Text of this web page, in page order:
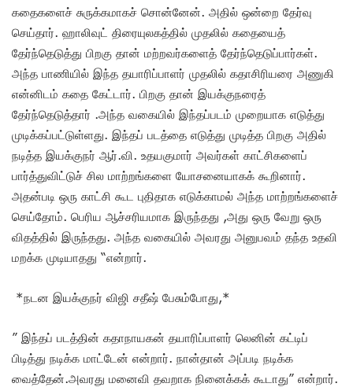
கதைகளைச் சுருக்கமாகச் சொன்னேன். அதில் ஒன்றை தேர்வு
செய்தார். ஹாலிவுட் திரையுலகத்தில் முதலில் கதையைத்
தேர்ந்தெடுத்து பிறகு தான் மற்றவர்களைத் தேர்ந்தெடுப்பார்கள்.
அந்த பாணியில் இந்த தயாரிப்பாளர் முதலில் கதாசிரியரை அணுகி
என்னிடம் கதை கேட்டார். பிறகு தான் இயக்குநரைத்
தேர்ந்தெடுத்தார் .அந்த வகையில் இந்தப்படம் முறையாக எடுத்து
முடிக்கப்பட்டுள்ளது. இந்தப் படத்தை எடுத்து முடித்த பிறகு அதில்
நடித்த இயக்குநர் ஆர்.வி. உதயகுமார் அவர்கள் காட்சிகளைப்
பார்த்துவிட்டுச் சில மாற்றங்களை யோசனையாகக் கூறினார்.
அதன்படி ஒரு காட்சி கூட புதிதாக எடுக்காமல் அந்த மாற்றங்களைச்
செய்தோம். பெரிய ஆச்சரியமாக இருந்தது ,அது ஒரு வேறு ஒரு
விதத்தில் இருந்தது. அந்த வகையில் அவரது அனுபவம் தந்த உதவி
மறக்க முடியாதது “என்றார்.
*நடன இயக்குநர் விஜி சதீஷ் பேசும்போது,*
” இந்தப் படத்தின் கதாநாயகன் தயாரிப்பாளர் லெனின் கட்டிப்
பிடித்து நடிக்க மாட்டேன் என்றார். நான்தான் அப்படி நடிக்க
வைத்தேன்.அவரது மனைவி தவறாக நினைக்கக் கூடாது” என்றார்.